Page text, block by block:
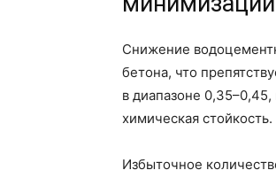
Снижение
бетона, что
в диапазоне
химическая стойкость.
Избыточное